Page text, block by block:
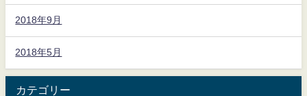
2018年9月
2018年5月
カテゴリー